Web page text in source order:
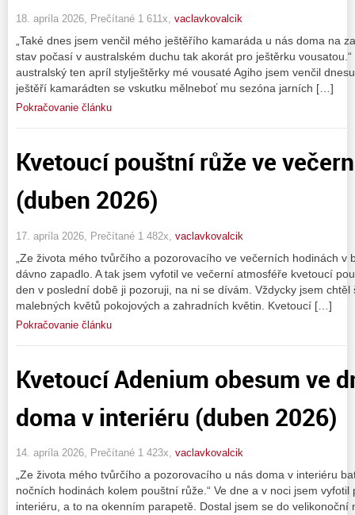
18. apríla 2026, Prečítané 1 611x, vaclavkovalcik
„Také dnes jsem venčil mého ještěřího kamaráda u nás doma na
stav počasí v australském duchu tak akorát pro ještěrku
australský ten apríl stylještěrky mé vousaté Agiho jsem venčil
ještěří kamarádten se vskutku mělneboť mu sezóna jarních […]
Pokračovanie článku
Kvetoucí pouštní růže ve
(duben 2026)
17. apríla 2026, Prečítané 1 482x, vaclavkovalcik
„Ze života mého tvůrčího a pozorovacího ve večerních hodinách v
dávno zapadlo. A tak jsem vyfotil ve večerní atmosféře kvetoucí
den v poslední době ji pozoruji, na ni se dívám. Vždycky jsem
malebných květů pokojových a zahradních květin. Kvetoucí […]
Pokračovanie článku
Kvetoucí Adenium obesum ve
doma v interiéru (duben 2026)
14. apríla 2026, Prečítané 1 423x, vaclavkovalcik
„Ze života mého tvůrčího a pozorovacího u nás doma v interiéru
nočních hodinách kolem pouštní růže.“ Ve dne a v noci jsem
interiéru, a to na okenním parapetě. Dostal jsem se do velikonoční